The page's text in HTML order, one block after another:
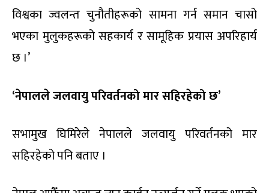
विश्वका ज्वलन्त चुनौतीहरूको सामना गर्न समान चासो
भएका मुलुकहरूको सहकार्य र सामूहिक प्रयास अपरिहार्य
छ ।’
‘नेपालले जलवायु परिवर्तनको मार सहिरहेको छ’
सभामुख घिमिरेले नेपालले जलवायु परिवर्तनको मार
सहिरहेको पनि बताए ।